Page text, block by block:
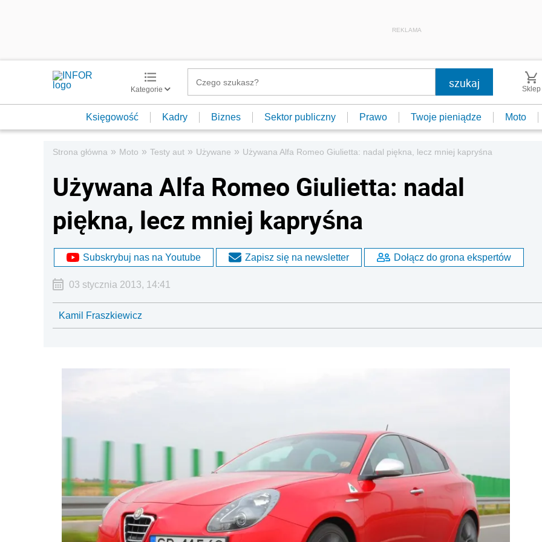
REKLAMA
Kategorie Sklep
Księgowość Kadry Biznes Sektor publiczny Prawo Twoje pieniądze Moto
Strona główna » Moto » Testy aut » Używane » Używana Alfa Romeo Giulietta: nadal piękna, lecz mniej kapryśna
Używana Alfa Romeo Giulietta: nadal
piękna, lecz mniej kapryśna
Subskrybuj nas na Youtube Zapisz się na newsletter Dołącz do grona ekspertów
03 stycznia 2013, 14:41
Kamil Fraszkiewicz